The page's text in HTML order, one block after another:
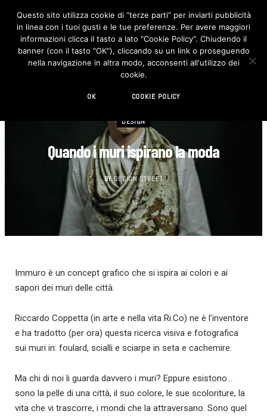
F
c
e
b
o
I
n
s
t
DESIGN
Quando i muri ispirano la moda
BY DESIGN STREET
Immuro è un concept grafico che si ispira ai colori e ai
sapori dei muri delle città.
Riccardo Coppetta (in arte e nella vita Ri.Co) ne è l’inventore
e ha tradotto (per ora) questa ricerca visiva e fotografica
sui muri in: foulard, scialli e sciarpe in seta e cachemire.
Ma chi di noi li guarda davvero i muri? Eppure esistono…
sono la pelle di una città, il suo colore, le sue scoloriture, la
vita che vi trascorre, i mondi che la attraversano. Sono quel
Questo sito utilizza cookie di “terze parti” per inviarti pubblicità
in linea con i tuoi gusti e le tue preferenze. Per avere maggiori
informazioni clicca il tasto a lato "Cookie Policy". Chiudendo il
banner (con il tasto "OK"), cliccando su un link o proseguendo
nella navigazione in altra modo, acconsenti all'utilizzo dei
cookie.
OK COOKIE POLICY